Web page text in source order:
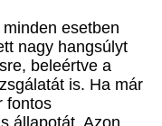
esetben
nagy hangsúlyt
beleértve a
is. Ha már
fontos
állapotát. Azon